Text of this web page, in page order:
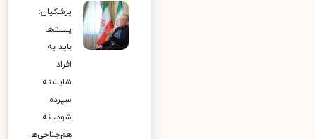
پزشکیان:
پست‌ها
باید به
افراد
شایسته
سپرده
شود، نه
هم‌جناحی‌ه